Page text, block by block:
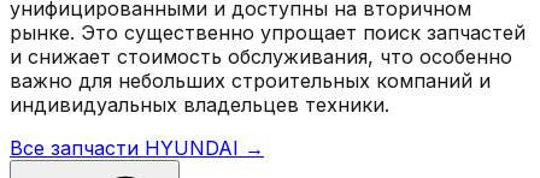
унифицированными и доступны на вторичном
рынке. Это существенно упрощает поиск запчастей
и снижает стоимость обслуживания, что особенно
важно для небольших строительных компаний и
индивидуальных владельцев техники.
Все запчасти HYUNDAI →